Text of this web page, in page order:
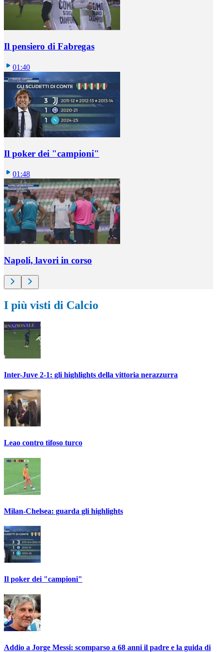
Il pensiero di Fabregas
01:40
Il poker dei "campioni"
01:48
Napoli, lavori in corso
I più visti di Calcio
Inter-Juve 2-1: gli highlights della vittoria nerazzurra
Leao contro tifoso turco
Milan-Chelsea: guarda gli highlights
Il poker dei "campioni"
Addio a Jorge Messi: scomparso a 68 anni il padre e la guida di